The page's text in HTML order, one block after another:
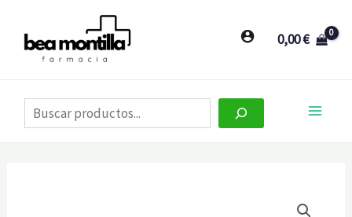
contenido
0,00€
Buscar